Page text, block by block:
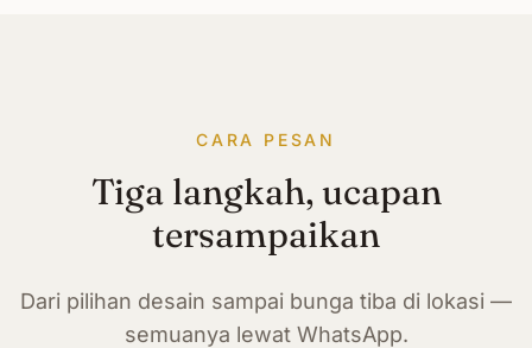
CARA PESAN
Tiga langkah, ucapan
tersampaikan
Dari pilihan desain sampai bunga tiba di lokasi —
semuanya lewat WhatsApp.